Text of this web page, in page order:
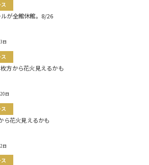
が全館休館。8/26
日
方から花火見えるかも
日
ら花火見えるかも
日